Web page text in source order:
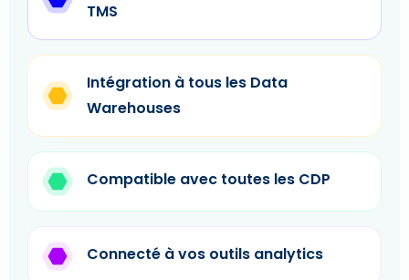
TMS
Intégration à tous les Data
Warehouses
Compatible avec toutes les CDP
Connecté à vos outils analytics